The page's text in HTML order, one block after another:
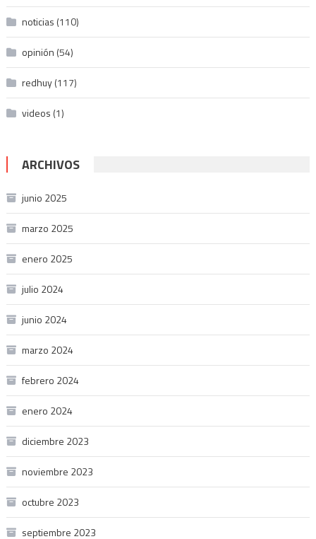
noticias (110)
opinión (54)
redhuy(117)
videos (1)
ARCHIVOS
junio 2025
marzo 2025
enero 2025
julio 2024
junio 2024
marzo 2024
febrero 2024
enero 2024
diciembre 2023
noviembre 2023
octubre 2023
septiembre 2023